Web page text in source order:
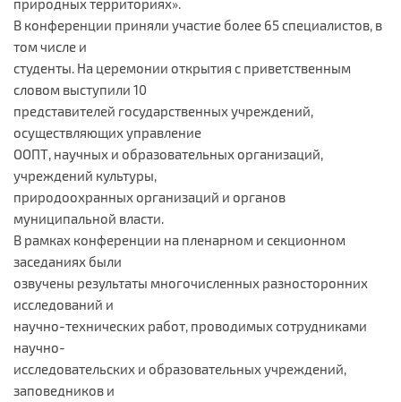
природных территориях».
В конференции приняли участие более 65 специалистов, в
том числе и
студенты. На церемонии открытия с приветственным
словом выступили 10
представителей государственных учреждений,
осуществляющих управление
ООПТ, научных и образовательных организаций,
учреждений культуры,
природоохранных организаций и органов
муниципальной власти.
В рамках конференции на пленарном и секционном
заседаниях были
озвучены результаты многочисленных разносторонних
исследований и
научно-технических работ, проводимых сотрудниками
научно-
исследовательских и образовательных учреждений,
заповедников и